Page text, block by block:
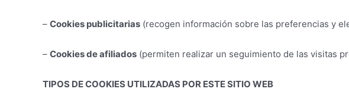
– Cookies publicitarias (recogen información sobre las preferencias y
– Cookies de afiliados (permiten realizar un seguimiento de las visitas
TIPOS DE COOKIES UTILIZADAS POR ESTE SITIO WEB